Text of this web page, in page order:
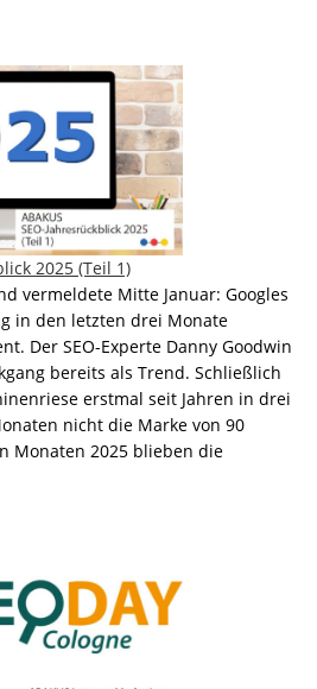
2025 (Teil 1)
vermeldete Mitte Januar: Googles
in den letzten drei Monate
Der SEO-Experte Danny Goodwin
bereits als Trend. Schließlich
erstmal seit Jahren in drei
nicht die Marke von 90
Monaten 2025 blieben die